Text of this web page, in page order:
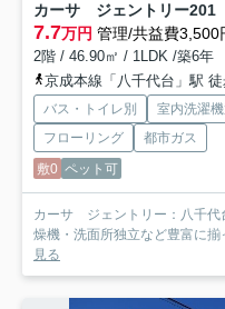
カーサ ジェントリー201
7.7万円 管理/共益費3,500
2階 / 46.90㎡ / 1LDK /築6年
京成本線「八千代台」駅
バス・トイレ別 室内洗濯
フローリング
都市ガス
敷0 ペット可
カーサ ジェントリー：八千代
燥機・洗面所独立など豊富に
見る